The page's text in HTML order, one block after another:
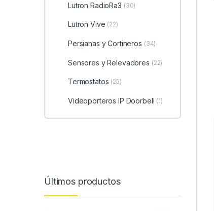
Lutron RadioRa3 (30)
Lutron Vive (22)
Persianas y Cortineros (34)
Sensores y Relevadores (22)
Termostatos (25)
Videoporteros IP Doorbell (1)
Últimos productos